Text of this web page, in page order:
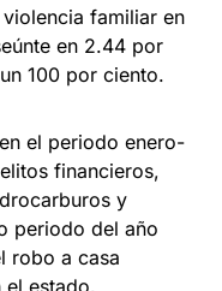
familiar en
en 2.44 por
100 por ciento.
el periodo enero-
financieros,
y
periodo del año
robo a casa
el estado.